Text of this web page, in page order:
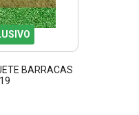
BARRACAS